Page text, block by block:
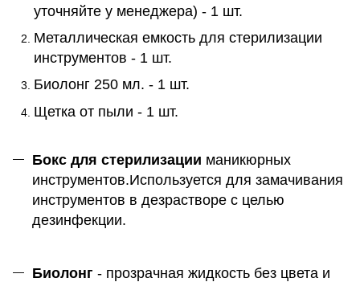
уточняйте у менеджера) - 1 шт.
Металлическая емкость для стерилизации
инструментов - 1 шт.
Биолонг 250 мл. - 1 шт.
Щетка от пыли - 1 шт.
Бокс для стерилизации маникюрных
инструментов.Используется для замачивания
инструментов в дезрастворе с целью
дезинфекции.
Биолонг - прозрачная жидкость без цвета и